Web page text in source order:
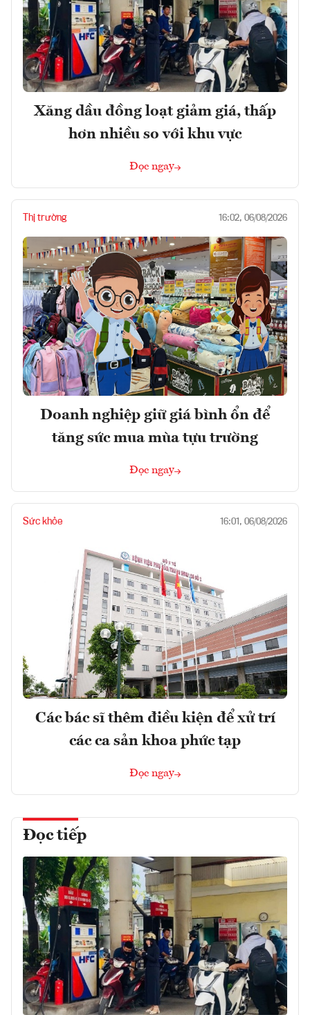
Xăng dầu đồng loạt giảm giá, thấp
hơn nhiều so với khu vực
Đọc ngay
Thị trường 16:02, 06/08/2026
Doanh nghiệp giữ giá bình ổn để
tăng sức mua mùa tựu trường
Đọc ngay
Sức khỏe 16:01, 06/08/2026
Các bác sĩ thêm điều kiện để xử trí
các ca sản khoa phức tạp
Đọc ngay
Đọc tiếp